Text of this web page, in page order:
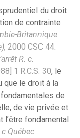
du droit
de contrainte
Britannique
2000 CSC 44
R. c.
1 R.C.S. 30, le
que le droit à la
de
de vie privée et
fondamental
Québec